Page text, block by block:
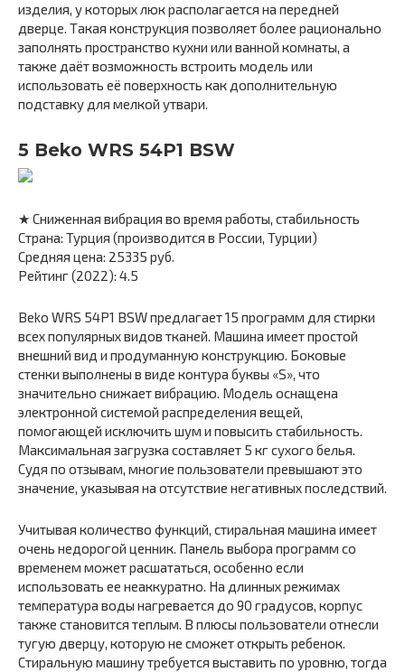
изделия, у которых люк располагается на передней
дверце. Такая конструкция позволяет более рационально
заполнять пространство кухни или ванной комнаты, а
также даёт возможность встроить модель или
использовать её поверхность как дополнительную
подставку для мелкой утвари.
5 Beko WRS 54P1 BSW
★ Сниженная вибрация во время работы, стабильность
Страна: Турция (производится в России, Турции)
Средняя цена: 25335 руб.
Рейтинг (2022): 4.5
Beko WRS 54P1 BSW предлагает 15 программ для стирки
всех популярных видов тканей. Машина имеет простой
внешний вид и продуманную конструкцию. Боковые
стенки выполнены в виде контура буквы «S», что
значительно снижает вибрацию. Модель оснащена
электронной системой распределения вещей,
помогающей исключить шум и повысить стабильность.
Максимальная загрузка составляет 5 кг сухого белья.
Судя по отзывам, многие пользователи превышают это
значение, указывая на отсутствие негативных последствий.
Учитывая количество функций, стиральная машина имеет
очень недорогой ценник. Панель выбора программ со
временем может расшататься, особенно если
использовать ее неаккуратно. На длинных режимах
температура воды нагревается до 90 градусов, корпус
также становится теплым. В плюсы пользователи отнесли
тугую дверцу, которую не сможет открыть ребенок.
Стиральную машину требуется выставить по уровню, тогда